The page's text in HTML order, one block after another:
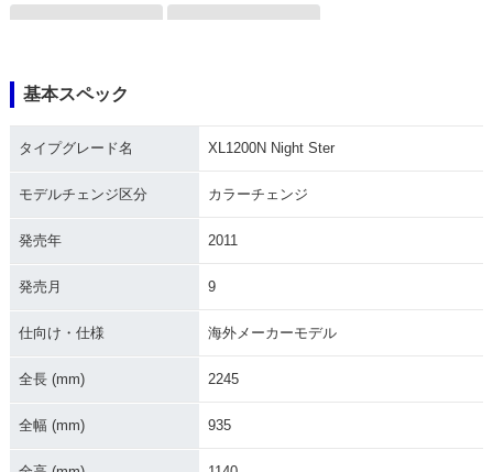
ight Ster
ight Ster
基本スペック
タイプグレード名 XL1200N Night Ster
モデルチェンジ区分 カラーチェンジ
発売年 2011
発売月 9
仕向け・仕様 海外メーカーモデル
全長 (mm) 2245
全幅 (mm) 935